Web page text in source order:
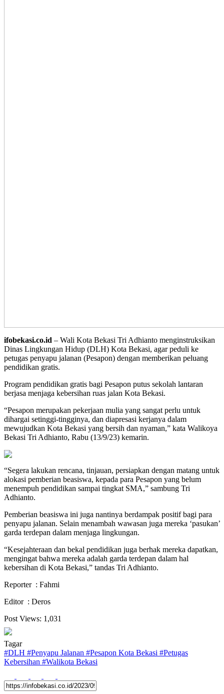
ifobekasi.co.id – Wali Kota Bekasi Tri Adhianto menginstruksikan
Dinas Lingkungan Hidup (DLH) Kota Bekasi, agar peduli ke
petugas penyapu jalanan (Pesapon) dengan memberikan peluang
pendidikan gratis.
Program pendidikan gratis bagi Pesapon putus sekolah lantaran
berjasa menjaga kebersihan ruas jalan Kota Bekasi.
“Pesapon merupakan pekerjaan mulia yang sangat perlu untuk
dihargai setinggi-tingginya, dan diapresasi kerjanya dalam
mewujudkan Kota Bekasi yang bersih dan nyaman,” kata Walikoya
Bekasi Tri Adhianto, Rabu (13/9/23) kemarin.
“Segera lakukan rencana, tinjauan, persiapkan dengan matang untuk
alokasi pemberian beasiswa, kepada para Pesapon yang belum
menempuh pendidikan sampai tingkat SMA,” sambung Tri
Adhianto.
Pemberian beasiswa ini juga nantinya berdampak positif bagi para
penyapu jalanan. Selain menambah wawasan juga mereka ‘pasukan’
garda terdepan dalam menjaga lingkungan.
“Kesejahteraan dan bekal pendidikan juga berhak mereka dapatkan,
mengingat bahwa mereka adalah garda terdepan dalam hal
kebersihan di Kota Bekasi,” tandas Tri Adhianto.
Reporter : Fahmi
Editor : Deros
Post Views: 1,031
Tagar
#DLH #Penyapu Jalanan #Pesapon Kota Bekasi #Petugas
Kebersihan #Walikota Bekasi